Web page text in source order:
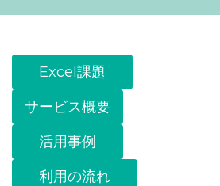
Excel課題
サービス概要
活用事例
利用の流れ